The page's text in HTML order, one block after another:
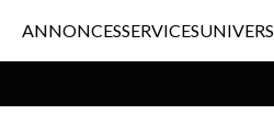
ANNONCESSERVICESUNIVERS